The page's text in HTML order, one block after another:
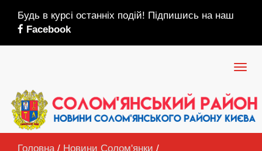
Будь в курсі останніх подій! Підпишись на наш
Facebook
Головна / Новини Солом'янки /